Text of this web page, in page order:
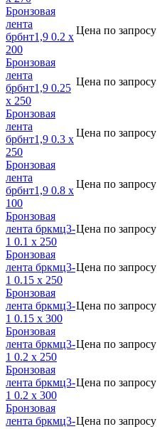
Бронзовая
лента
брбнт1,9 0.2 x
200
Цена по запросу
Бронзовая
лента
брбнт1,9 0.25
x 250
Цена по запросу
Бронзовая
лента
брбнт1,9 0.3 x
250
Цена по запросу
Бронзовая
лента
брбнт1,9 0.8 x
100
Цена по запросу
Бронзовая
лента бркмц3-
1 0.1 x 250
Цена по запросу
Бронзовая
лента бркмц3-
1 0.15 x 250
Цена по запросу
Бронзовая
лента бркмц3-
1 0.15 x 300
Цена по запросу
Бронзовая
лента бркмц3-
1 0.2 x 250
Цена по запросу
Бронзовая
лента бркмц3-
1 0.2 x 300
Цена по запросу
Бронзовая
лента бркмц3-Цена по запросу